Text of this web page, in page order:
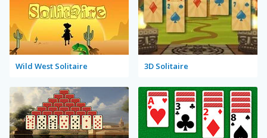
Wild West Solitaire 3D Solitaire